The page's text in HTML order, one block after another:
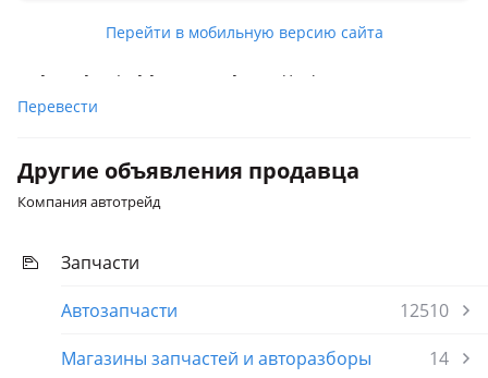
Перейти в мобильную версию сайта
Дверь передняя TOYOTA COROLLA 06-13 Наличие и
Перевести
Другие объявления продавца
Компания автотрейд
Запчасти
Автозапчасти
12510
Магазины запчастей и авторазборы
14